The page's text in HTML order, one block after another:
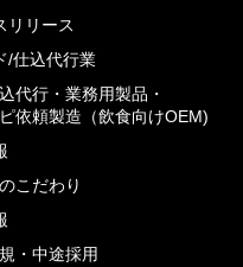
リリース
/仕込代行業
代行・業務用製品・
依頼製造（飲食向けOEM)
こだわり
・中途採用